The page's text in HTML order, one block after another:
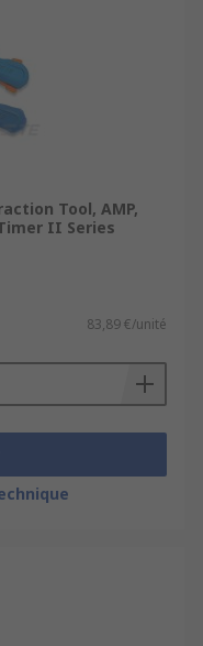
Tool, AMP,
II Series
83,89 €/unité